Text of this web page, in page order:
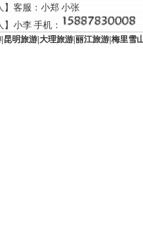
】客服：小郑 小张
】小李 手机：
| 昆明旅游| 大理旅游| 丽江旅游| 梅里雪